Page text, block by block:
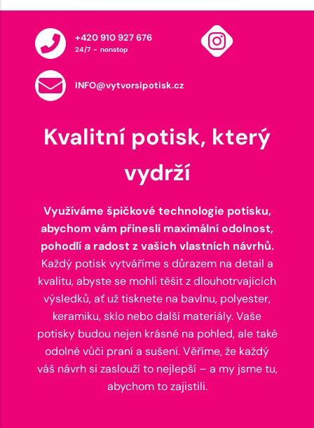
+420 910 927 676
24/7 - nonstop
INFO@vytvorsipotisk.cz
Kvalitní potisk, který
vydrží
Využíváme špičkové technologie potisku,
abychom vám přinesli maximální odolnost,
pohodlí a radost z vašich vlastních návrhů.
Každý potisk vytváříme s důrazem na detail a
kvalitu, abyste se mohli těšit z dlouhotrvajících
výsledků, ať už tisknete na bavlnu, polyester,
keramiku, sklo nebo další materiály. Vaše
potisky budou nejen krásné na pohled, ale také
odolné vůči praní a sušení. Věříme, že každý
váš návrh si zaslouží to nejlepší – a my jsme tu,
abychom to zajistili.